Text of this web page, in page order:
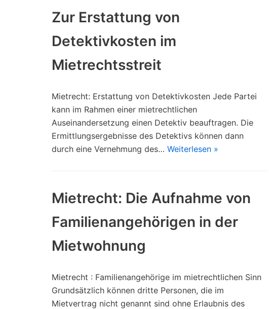
Zur Erstattung von
Detektivkosten im
Mietrechtsstreit
Mietrecht: Erstattung von Detektivkosten Jede Partei
kann im Rahmen einer mietrechtlichen
Auseinandersetzung einen Detektiv beauftragen. Die
Ermittlungsergebnisse des Detektivs können dann
durch eine Vernehmung des… Weiterlesen »
Mietrecht: Die Aufnahme von
Familienangehörigen in der
Mietwohnung
Mietrecht : Familienangehörige im mietrechtlichen Sinn
Grundsätzlich können dritte Personen, die im
Mietvertrag nicht genannt sind ohne Erlaubnis des